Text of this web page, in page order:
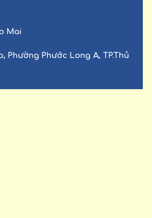
Mai
Phường Phước Long A, TP.Thủ